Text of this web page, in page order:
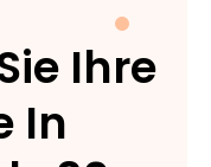
Ihre
In